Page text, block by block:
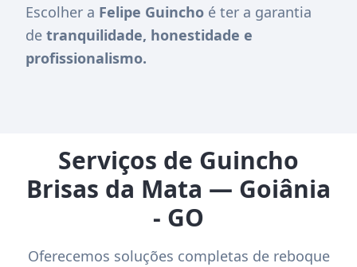
Escolher a Felipe Guincho é ter a garantia
de tranquilidade, honestidade e
profissionalismo.
Serviços de Guincho
Brisas da Mata — Goiânia
- GO
Oferecemos soluções completas de reboque